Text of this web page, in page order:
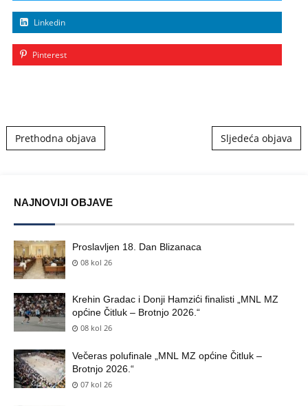
Linkedin
Pinterest
Post navigation
Prethodna objava Sljedeća objava
NAJNOVIJI OBJAVE
Proslavljen 18. Dan Blizanaca
08 kol 26
Krehin Gradac i Donji Hamzići finalisti „MNL MZ
općine Čitluk – Brotnjo 2026.“
08 kol 26
Večeras polufinale „MNL MZ općine Čitluk –
Brotnjo 2026.“
07 kol 26